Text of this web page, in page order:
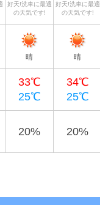
好天!洗車に最適
の天気です!
好天!洗車に最適
の天気です!
晴 晴
33℃
25℃
34℃
25℃
20% 20%